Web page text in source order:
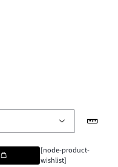
[node-product-
wishlist]